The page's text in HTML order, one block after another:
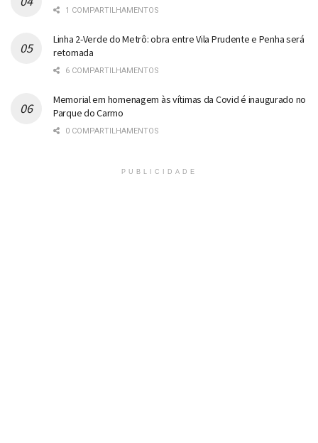
1 COMPARTILHAMENTOS
Linha 2-Verde do Metrô: obra entre Vila Prudente e Penha será
retomada
6 COMPARTILHAMENTOS
Memorial em homenagem às vítimas da Covid é inaugurado no
Parque do Carmo
0 COMPARTILHAMENTOS
PUBLICIDADE